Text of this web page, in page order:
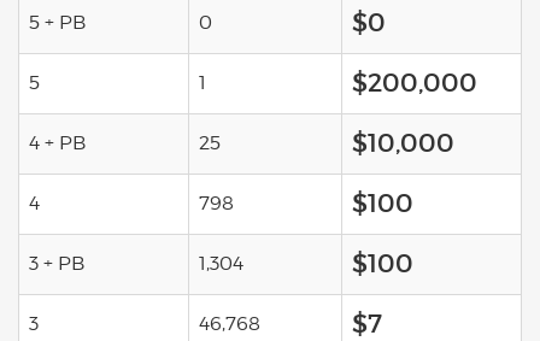
5 + PB 0 $0
5 1 $200,000
4 + PB 25 $10,000
4 798 $100
3 + PB 1,304 $100
3 46,768 $7